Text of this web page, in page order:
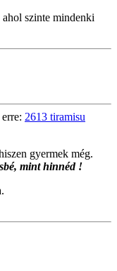
szinte mindenki
2613 tiramisu
gyermek még.
mint hinnéd !